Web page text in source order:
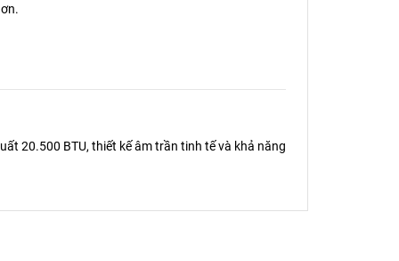
20.500 BTU, thiết kế âm trần tinh tế và khả năng